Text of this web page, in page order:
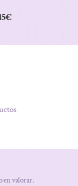
en valorar.